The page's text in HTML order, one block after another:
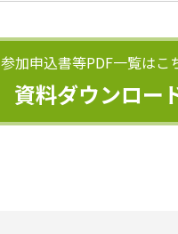
参加申込書等PDF一覧はこ
資料ダウンロー